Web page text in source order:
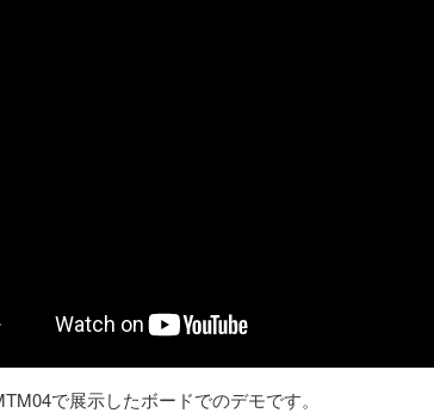
で展示したボードでのデモです。